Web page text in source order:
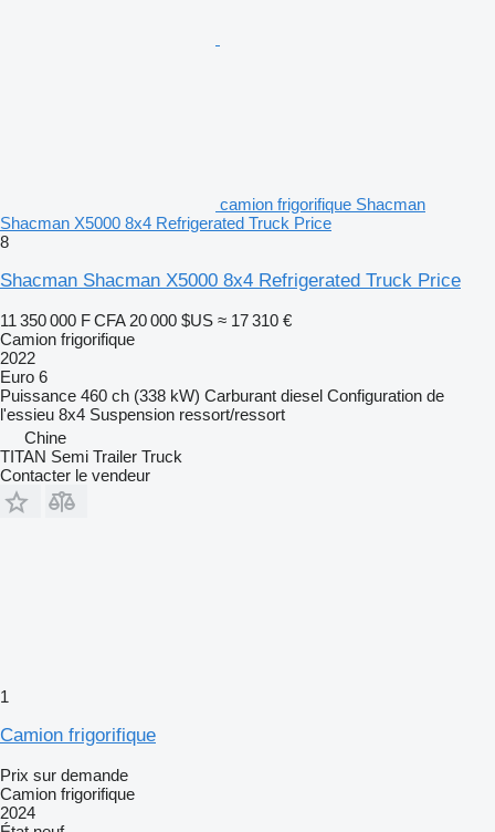
camion frigorifique Shacman
Shacman X5000 8x4 Refrigerated Truck Price
8
Shacman Shacman X5000 8x4 Refrigerated Truck Price
11 350 000 F CFA 20 000 $US ≈ 17 310 €
Camion frigorifique
2022
Euro 6
Puissance 460 ch (338 kW) Carburant diesel Configuration de
l'essieu 8x4 Suspension ressort/ressort
Chine
TITAN Semi Trailer Truck
Contacter le vendeur
1
Camion frigorifique
Prix sur demande
Camion frigorifique
2024